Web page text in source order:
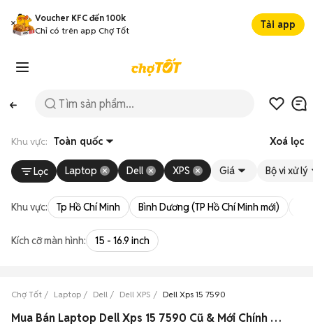
Voucher KFC đến 100k
Chỉ có trên app Chợ Tốt
Tải app
Khu vực: Toàn quốc Xoá lọc
Lọc Laptop Dell XPS Giá Bộ vi xử lý
Khu vực: Tp Hồ Chí Minh Bình Dương (TP Hồ Chí Minh mới)
Kích cỡ màn hình: 15 - 16.9 inch
Chợ Tốt Laptop Dell Dell XPS Dell Xps 15 7590
Mua Bán Laptop Dell Xps 15 7590 Cũ & Mới Chính Hãng Giá Rẻ